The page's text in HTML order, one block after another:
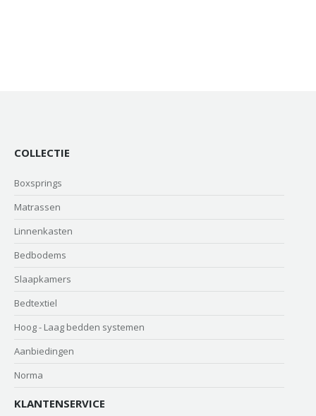
COLLECTIE
Boxsprings
Matrassen
Linnenkasten
Bedbodems
Slaapkamers
Bedtextiel
Hoog - Laag bedden systemen
Aanbiedingen
Norma
KLANTENSERVICE